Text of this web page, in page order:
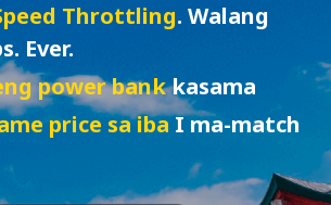
Throttling. Walang
Ever.
power bankkasama
price sa ibaI ma-match